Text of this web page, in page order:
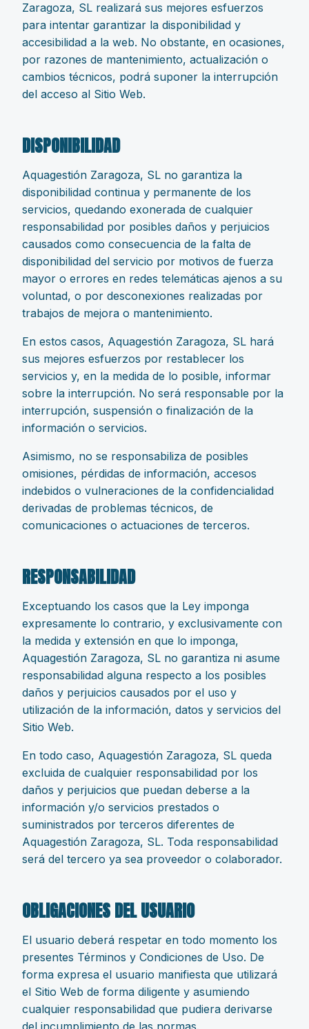
Zaragoza, SL realizará sus mejores esfuerzos
para intentar garantizar la disponibilidad y
accesibilidad a la web. No obstante, en ocasiones,
por razones de mantenimiento, actualización o
cambios técnicos, podrá suponer la interrupción
del acceso al Sitio Web.
DISPONIBILIDAD
Aquagestión Zaragoza, SL no garantiza la
disponibilidad continua y permanente de los
servicios, quedando exonerada de cualquier
responsabilidad por posibles daños y perjuicios
causados como consecuencia de la falta de
disponibilidad del servicio por motivos de fuerza
mayor o errores en redes telemáticas ajenos a su
voluntad, o por desconexiones realizadas por
trabajos de mejora o mantenimiento.
En estos casos, Aquagestión Zaragoza, SL hará
sus mejores esfuerzos por restablecer los
servicios y, en la medida de lo posible, informar
sobre la interrupción. No será responsable por la
interrupción, suspensión o finalización de la
información o servicios.
Asimismo, no se responsabiliza de posibles
omisiones, pérdidas de información, accesos
indebidos o vulneraciones de la confidencialidad
derivadas de problemas técnicos, de
comunicaciones o actuaciones de terceros.
RESPONSABILIDAD
Exceptuando los casos que la Ley imponga
expresamente lo contrario, y exclusivamente con
la medida y extensión en que lo imponga,
Aquagestión Zaragoza, SL no garantiza ni asume
responsabilidad alguna respecto a los posibles
daños y perjuicios causados por el uso y
utilización de la información, datos y servicios del
Sitio Web.
En todo caso, Aquagestión Zaragoza, SL queda
excluida de cualquier responsabilidad por los
daños y perjuicios que puedan deberse a la
información y/o servicios prestados o
suministrados por terceros diferentes de
Aquagestión Zaragoza, SL. Toda responsabilidad
será del tercero ya sea proveedor o colaborador.
OBLIGACIONES DEL USUARIO
El usuario deberá respetar en todo momento los
presentes Términos y Condiciones de Uso. De
forma expresa el usuario manifiesta que utilizará
el Sitio Web de forma diligente y asumiendo
cualquier responsabilidad que pudiera derivarse
del incumplimiento de las normas.